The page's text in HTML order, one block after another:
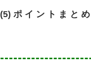
(5) ポ イ ン ト ま と め